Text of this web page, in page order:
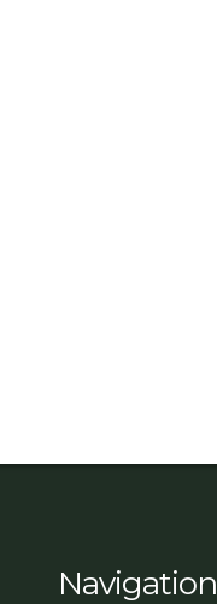
Navigation